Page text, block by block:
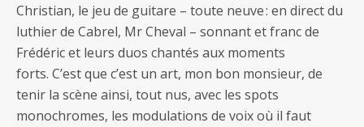
Christian, le jeu de guitare – toute neuve : en direct du
luthier de Cabrel, Mr Cheval – sonnant et franc de
Frédéric et leurs duos chantés aux moments
forts. C’est que c’est un art, mon bon monsieur, de
tenir la scène ainsi, tout nus, avec les spots
monochromes, les modulations de voix où il faut